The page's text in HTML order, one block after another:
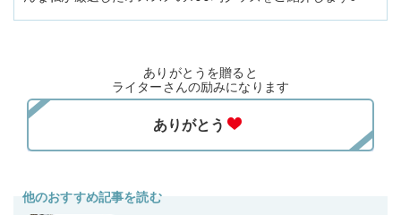
ありがとうを贈ると
ライターさんの励みになります
他のおすすめ記事を読む